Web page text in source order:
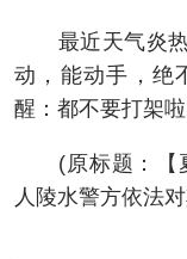
最近天气炎热
动，能动手，绝
醒：都不要打架
(原标题：【夏
人陵水警方依法